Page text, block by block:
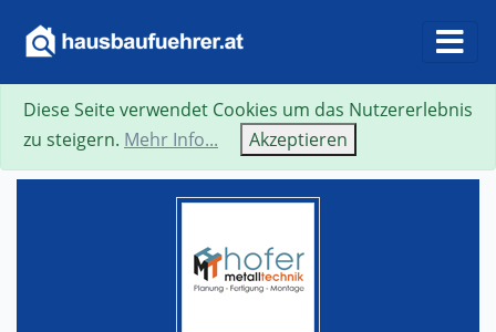
Suche Neue Suche Zurück
Diese Seite verwendet Cookies um das Nutzererlebnis
zu steigern. Mehr Info... Akzeptieren